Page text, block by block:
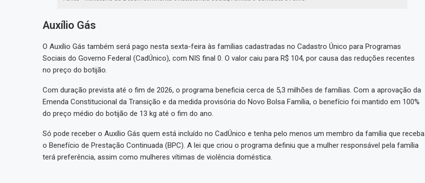
Auxílio Gás
O Auxílio Gás também será pago nesta sexta-feira às famílias cadastradas no Cadastro Único para Programas
Sociais do Governo Federal (CadÚnico), com NIS final 0. O valor caiu para R$ 104, por causa das reduções recentes
no preço do botijão.
Com duração prevista até o fim de 2026, o programa beneficia cerca de 5,3 milhões de famílias. Com a aprovação da
Emenda Constitucional da Transição e da medida provisória do Novo Bolsa Família, o benefício foi mantido em 100%
do preço médio do botijão de 13 kg até o fim do ano.
Só pode receber o Auxílio Gás quem está incluído no CadÚnico e tenha pelo menos um membro da família que receba
o Benefício de Prestação Continuada (BPC). A lei que criou o programa definiu que a mulher responsável pela família
terá preferência, assim como mulheres vítimas de violência doméstica.